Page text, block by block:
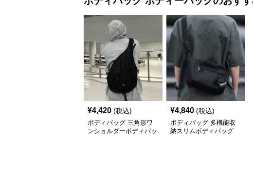
¥4,420 (税込)
ボディバッグ 三角形ワ
ンショルダーボディバッ
¥4,840 (税込)
ボディバッグ 多機能収
納スリムボディバッグ